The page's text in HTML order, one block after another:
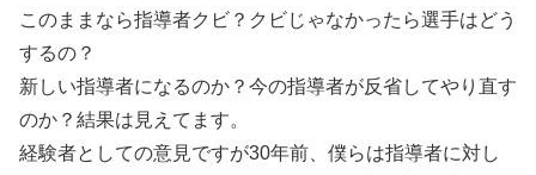
このままなら指導者クビ？クビじゃなかったら選手はどう
するの？
新しい指導者になるのか？今の指導者が反省してやり直す
のか？結果は見えてます。
経験者としての意見ですが30年前、僕らは指導者に対し